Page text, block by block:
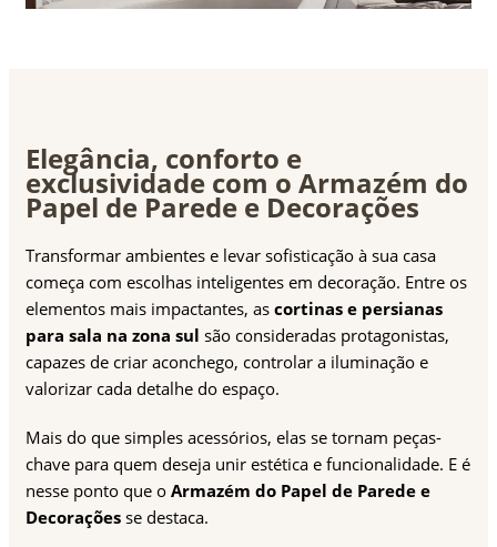
Elegância, conforto e
exclusividade com o Armazém do
Papel de Parede e Decorações
Transformar ambientes e levar sofisticação à sua casa
começa com escolhas inteligentes em decoração. Entre os
elementos mais impactantes, as cortinas e persianas
para sala na zona sul são consideradas protagonistas,
capazes de criar aconchego, controlar a iluminação e
valorizar cada detalhe do espaço.
Mais do que simples acessórios, elas se tornam peças-
chave para quem deseja unir estética e funcionalidade. E é
nesse ponto que o Armazém do Papel de Parede e
Decorações se destaca.